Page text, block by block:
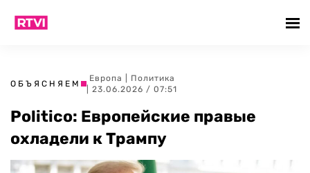
ОБЪЯСНЯЕМ
Европа
Политика
| 23.06.2026 / 07:51
Politico: Европейские правые
охладели к Трампу